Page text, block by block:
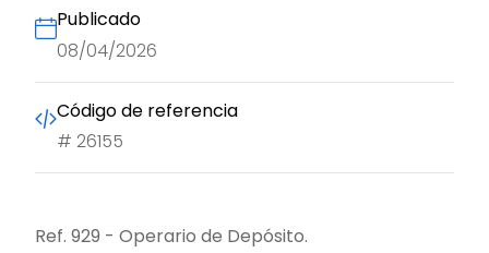
Ref. 929 - Operario de Depósito.
Publicado
08/04/2026
Código de referencia
# 26155